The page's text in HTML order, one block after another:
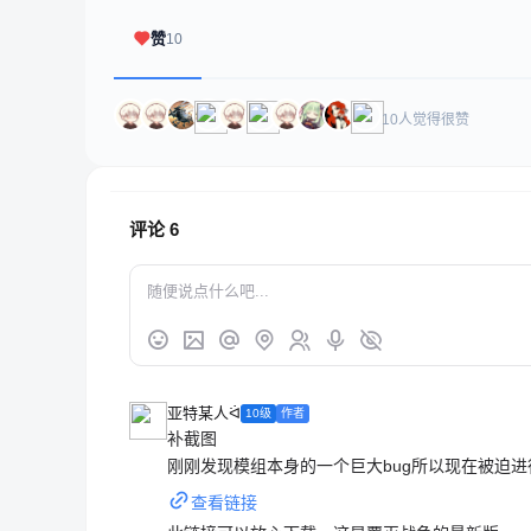
赞10
10人觉得很赞
评论6
亚特某人ᐛ 10级 作者
补截图
刚刚发现模组本身的一个巨大bug所以现在被迫进
查看链接